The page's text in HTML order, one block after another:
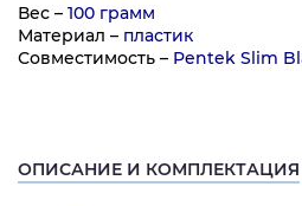
Вес – 100 грамм
Материал – пластик
Совместимость – Pentek Slim
ОПИСАНИЕ И КОМПЛЕКТАЦИЯ